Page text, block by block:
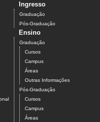
Ingresso
Graduação
Pós-Graduação
Ensino
Graduação
Cursos
Campus
Áreas
Outras Informações
Pós-Graduação
Cursos
Campus
Áreas